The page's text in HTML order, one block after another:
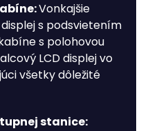
Vonkajšie
s podsvietením
s polohovou
LCD displej vo
všetky dôležité
stanice: